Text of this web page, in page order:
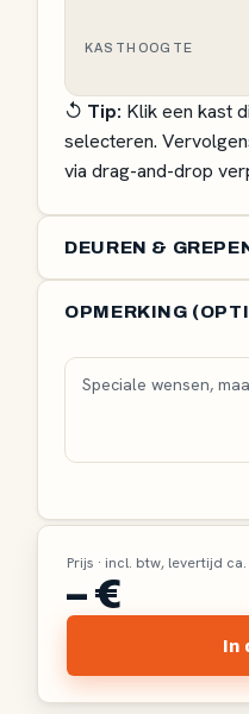
KASTHOOGTE
↺ Tip: Klik een kast
selecteren.
via drag-and-drop
DEUREN &
Bar
OPMERKING
Prijs · incl. btw, levertijd
– €
In